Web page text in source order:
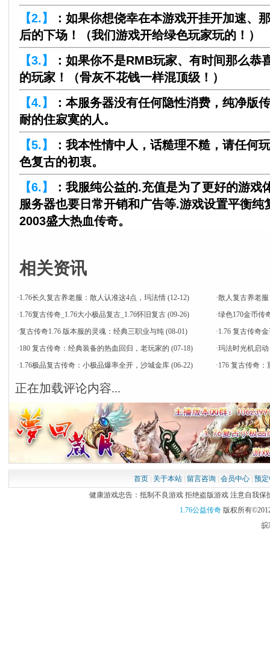
【2.】
：如果你想侥幸在本游戏开挂开加速、
后的下场！（我们游戏开给绿色玩家玩的！）
【3.】
：如果你不是RMB玩家、有时间那么恭
的玩家！（骨灰不花钱一样混顶级！）
【4.】
：本服务器没有任何隐性消费，纯净版
耐的住寂寞的人。
【5.】
：我本性情中人，话糙理不糙，请任何
色复古的初衷。
【6.】
：我服纯公益的.充值是为了更好的游戏
服务器也要日常开销和广告等.游戏设置平衡
2003盛大热血传奇。
相关资讯
·1.76长久复古养老服：散人认准这4点，玛法情 (12-12) ·散人复古养老
·1.76复古传奇_1.76大小极品复古_1.76怀旧复古 (09-26) ·绿色170金币传
·复古传奇1.76 版本服的灵魂：经典三职业与纯 (08-01) ·1.76 复古传奇
·180 复古传奇：经典装备的热血回归，老玩家的 (07-18) ·玛法时光机启
·1.76极品复古传奇：小极品爆率全开，沙城金库 (06-22) ·176 复古传奇
正在加载评论内容...
首页| 关于本站| 留言咨询 会员中心| 预
健康游戏忠告：抵制不良游戏 拒绝盗版游戏 注意自我保
1.76公益传奇版权所有
皖